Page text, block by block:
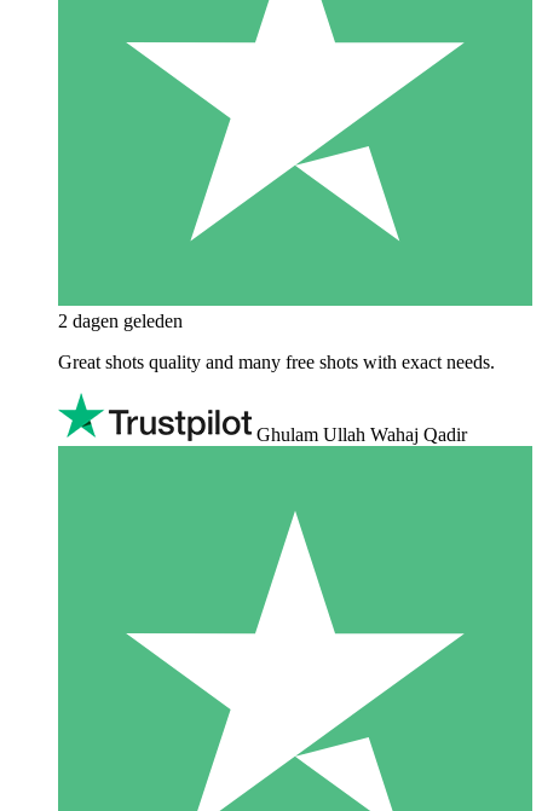
2 dagen geleden
Great shots quality and many free shots with exact needs.
Ghulam Ullah Wahaj Qadir